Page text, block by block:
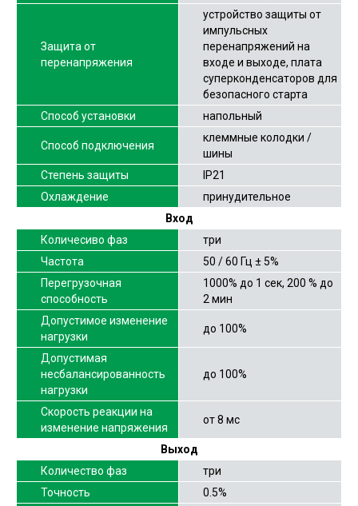
Защита от
перенапряжения
устройство защиты от
импульсных
перенапряжений на
входе и выходе, плата
суперконденсаторов для
безопасного старта
Способ установки
напольный
Способ подключения
клеммные колодки /
шины
Степень защиты
IP21
Охлаждение
принудительное
Вход
Количесиво фаз
три
Частота
50 / 60 Гц ± 5%
Перегрузочная
способность
1000% до 1 сек, 200 % до
2 мин
Допустимое изменение
нагрузки
до 100%
Допустимая
несбалансированность
нагрузки
до 100%
Скорость реакции на
изменение напряжения
от 8 мс
Выход
Количество фаз
три
Точность
0.5%